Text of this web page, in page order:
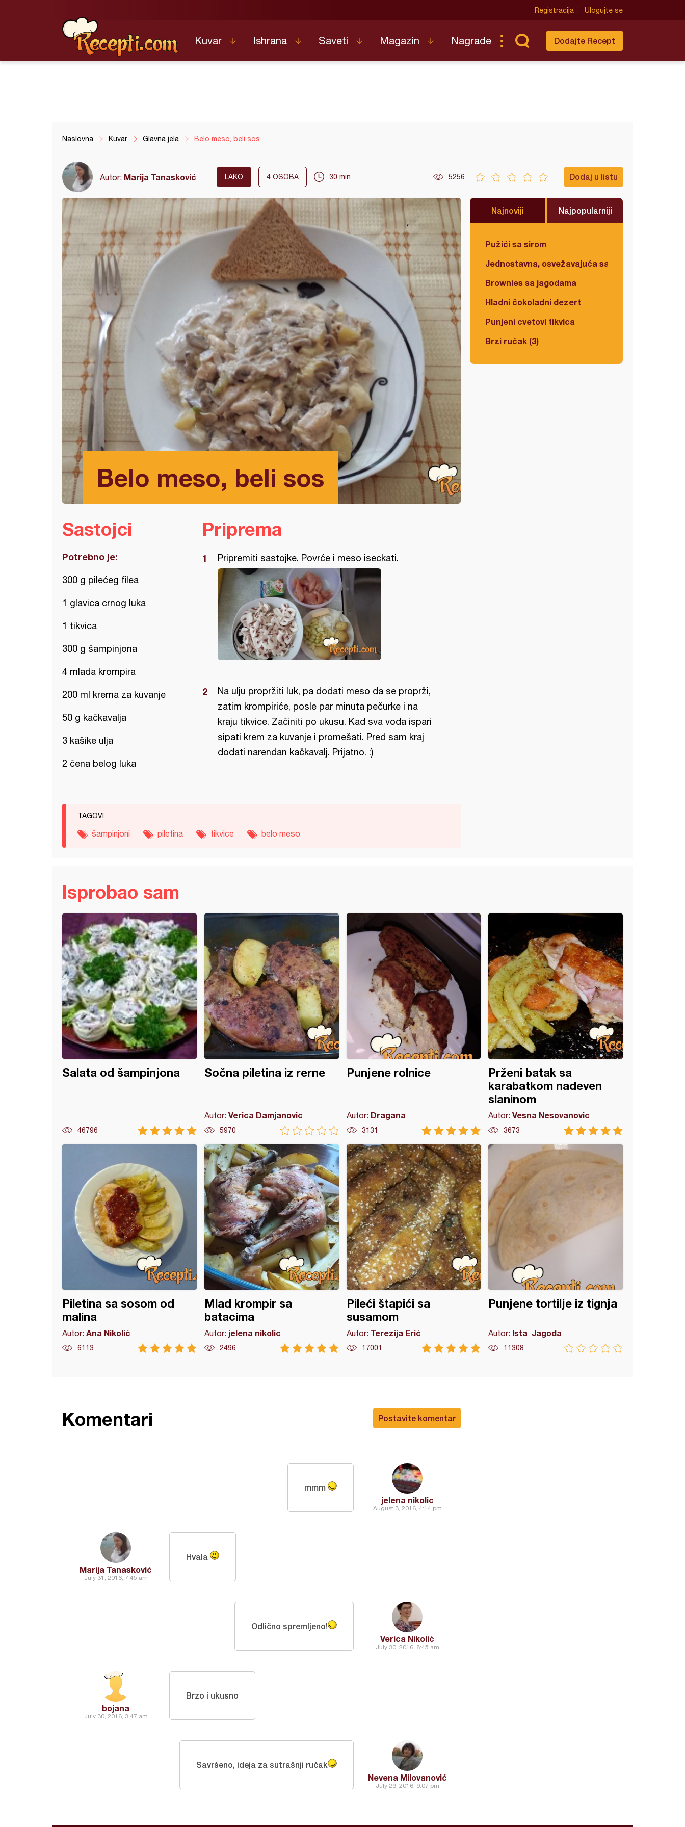
Registracija Ulogujte se
Kuvar Ishrana Saveti Magazin Nagrade Dodajte Recept
Naslovna Kuvar Glavna jela Belo meso, beli sos
Autor: Marija Tanasković LAKO 4 OSOBA 30 min 5256 Dodaj u listu
Belo meso, beli sos
Najnoviji Najpopularniji
Pužići sa sirom
Jednostavna, osvežavajuća salata
Brownies sa jagodama
Hladni čokoladni dezert
Punjeni cvetovi tikvica
Brzi ručak (3)
Sastojci
Potrebno je:
300 g pilećeg filea
1 glavica crnog luka
1 tikvica
300 g šampinjona
4 mlada krompira
200 ml krema za kuvanje
50 g kačkavalja
3 kašike ulja
2 čena belog luka
Priprema
Pripremiti sastojke. Povrće i meso iseckati.
Na ulju propržiti luk, pa dodati meso da se proprži,
zatim krompiriće, posle par minuta pečurke i na
kraju tikvice. Začiniti po ukusu. Kad sva voda ispari
sipati krem za kuvanje i promešati. Pred sam kraj
dodati narendan kačkavalj. Prijatno. :)
TAGOVI
šampinjoni piletina tikvice belo meso
Isprobao sam
Salata od šampinjona
46796
Sočna piletina iz rerne
Autor: Verica Damjanovic
5970
Punjene rolnice
Autor: Dragana
3131
Prženi batak sa
karabatkom nadeven
slaninom
Autor:Vesna Nesovanovic
3673
batak sa karabatkom nadeven slaninom
Piletina sa sosom od
malina
Autor: Ana Nikolić
6113
Mlad krompir sa
batacima
Autor: jelena nikolic
2496
Pileći štapići sa
susamom
Autor: Terezija Erić
17001
Punjene tortilje iz tignja
Autor: Ista_Jagoda
11308
Postavite komentar
Komentari
jelena nikolic
August 3, 2016, 4:14 pm
mmm
Marija Tanasković
July 31, 2016, 7:45 am
Hvala
Verica Nikolić
July 30, 2016, 8:45 am
Odlično spremljeno!
bojana
July 30, 2016, 3:47 am
Brzo i ukusno
Nevena Milovanović
July 29, 2016, 9:07 pm
Savršeno, ideja za sutrašnji ručak